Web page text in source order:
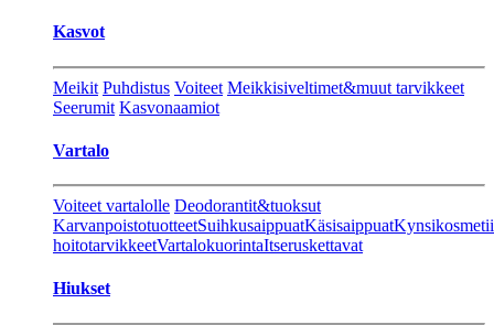
Kasvot
Meikit Puhdistus Voiteet Meikkisiveltimet&muut tarvikkeet
Seerumit Kasvonaamiot
Vartalo
Voiteet vartalolle Deodorantit&tuoksut
KarvanpoistotuotteetSuihkusaippuatKäsisaippuat
hoitotarvikkeetVartalokuorintaItseruskettavat
Hiukset